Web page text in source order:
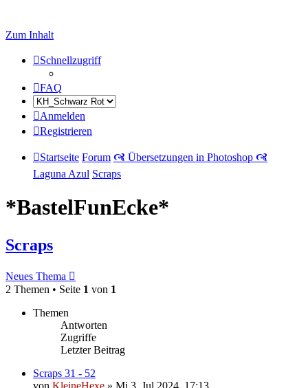
Zum Inhalt
Schnellzugriff
FAQ
Anmelden
Registrieren
Startseite Forum 🙧 Übersetzungen in Photoshop 🙧
Laguna Azul Scraps
*BastelFunEcke*
Scraps
Neues Thema
2 Themen • Seite 1 von 1
Themen
Antworten
Zugriffe
Letzter Beitrag
Scraps 31 - 52
von KleineHexe » Mi 3. Jul 2024, 17:13